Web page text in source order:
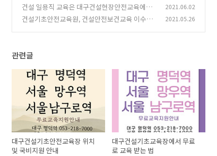
건설 일용직 교육은 대구건설현장안전교육에서
받으세요. (0)
2021.06.02
건설기초안전교육원, 건설안전보건교육 이수증
2021.05.26
관련글
대구건설기초안전교육장 위치
및 국비지원 안내
대구건설기초교육장에서 무료
로 교육 받는 법